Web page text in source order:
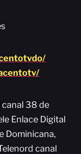
canal 38 de
Enlace Digital
Dominicana,
canal